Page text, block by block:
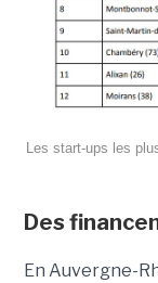
Les start-ups les
Des
En Auvergne-